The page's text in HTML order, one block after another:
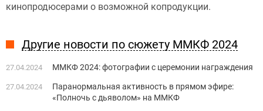
кинопродюсерами о возможной копродукции.
Другие новости по сюжету ММКФ 2024
27.04.2024 ММКФ 2024: фотографии с церемонии награждения
27.04.2024
Паранормальная активность в прямом эфире:
«Полночь с дьяволом» на ММКФ